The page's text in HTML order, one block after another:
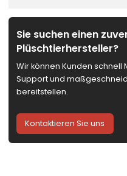
Sie suchen einen
Plüschtierhersteller?
Wir können Kunden
Support und
bereitstellen.
Kontaktieren Sie uns